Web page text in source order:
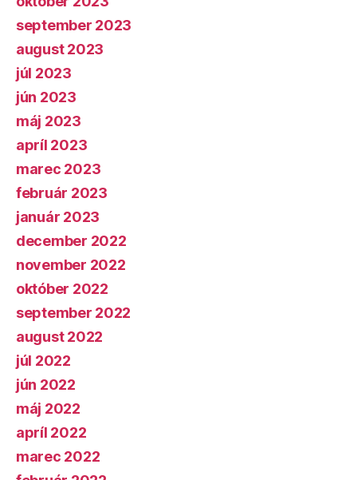
september 2023
august 2023
júl 2023
jún 2023
máj 2023
apríl 2023
marec 2023
február 2023
január 2023
december 2022
november 2022
október 2022
september 2022
august 2022
júl 2022
jún 2022
máj 2022
apríl 2022
marec 2022